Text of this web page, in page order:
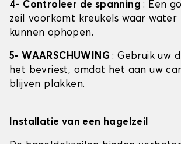
4- Controleer de spanning: Een
zeil voorkomt kreukels waar water
kunnen ophopen.
5- WAARSCHUWING: Gebruik uw
het bevriest, omdat het aan uw
blijven plakken.
Installatie van een hagelzeil